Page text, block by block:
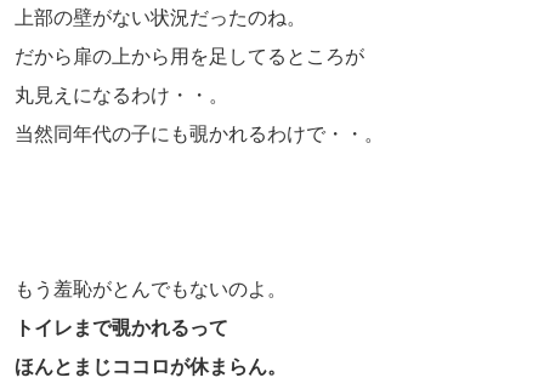
上部の壁がない状況だったのね。
だから扉の上から用を足してるところが
丸見えになるわけ・・。
当然同年代の子にも覗かれるわけで・・。
もう羞恥がとんでもないのよ。
トイレまで覗かれるって
ほんとまじココロが休まらん。